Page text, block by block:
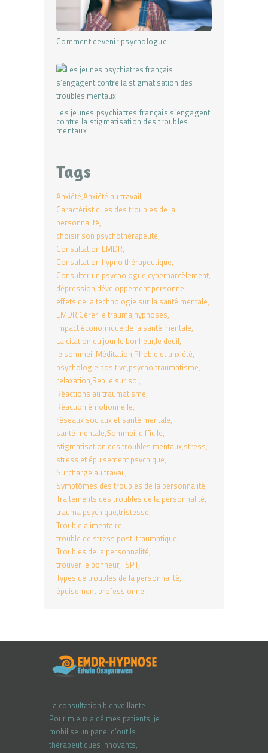
Comment devenir psychologue
Les jeunes psychiatres français s’engagent
contre la stigmatisation des troubles
mentaux
Tags
Anxiété Anxiété au travail
Caractéristiques des troubles de la
personnalité
choisir son psychothérapeute
Consultation EMDR
Consultation hypno thérapeutique
Consulter un psychologue cyberharcèlement
dépression développement personnel
effets de la technologie sur la santé mentale
EMDR Gérer le trauma hypnoses
impact économique de la santé mentale
La citation du jour le bonheur le deuil
le sommeil Méditation Phobie et anxiété
psychologie positive psycho traumatisme
relaxation Replie sur soi
Réactions au traumatisme
Réaction émotionnelle
réseaux sociaux et santé mentale
santé mentale Sommeil difficile
stigmatisation des troubles mentaux stress
stress et épuisement psychique
Surcharge au travail
Symptômes des troubles de la personnalité
Traitements des troubles de la personnalité
trauma psychique tristesse
Trouble alimentaire
trouble de stress post-traumatique
Troubles de la personnalité
trouver le bonheurTSPT
Types de troubles de la personnalité
épuisement professionnel
La consultation bienveillante
Pour mieux aidé mes patients, je
mobilise un panel d’outils
thérapeutiques innovants,